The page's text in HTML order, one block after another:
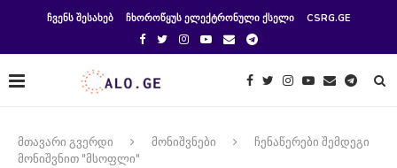
ᲩᲕᲔᲜᲡ ᲨᲔᲡᲐᲮᲔᲑ ᲩᲮᲝᲠᲝᲬᲧᲣᲡ ᲔᲚᲔᲥᲢᲠᲝᲜᲣᲚᲘ ᲥᲡᲔᲚᲘ CSRG.GE
მთავარი გვერდი მონიშვნები
ჩენაწერები შემდეგი
მონიშვნით "მსოფლი"